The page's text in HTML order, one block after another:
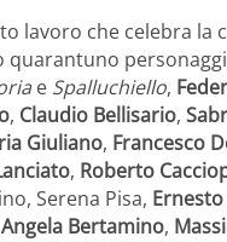
lavoro che celebra la
e Spalluchiello,
, Claudio Bellisario,
Giuliano, Francesco
, Roberto
Serena Pisa,
Angela Bertamino,